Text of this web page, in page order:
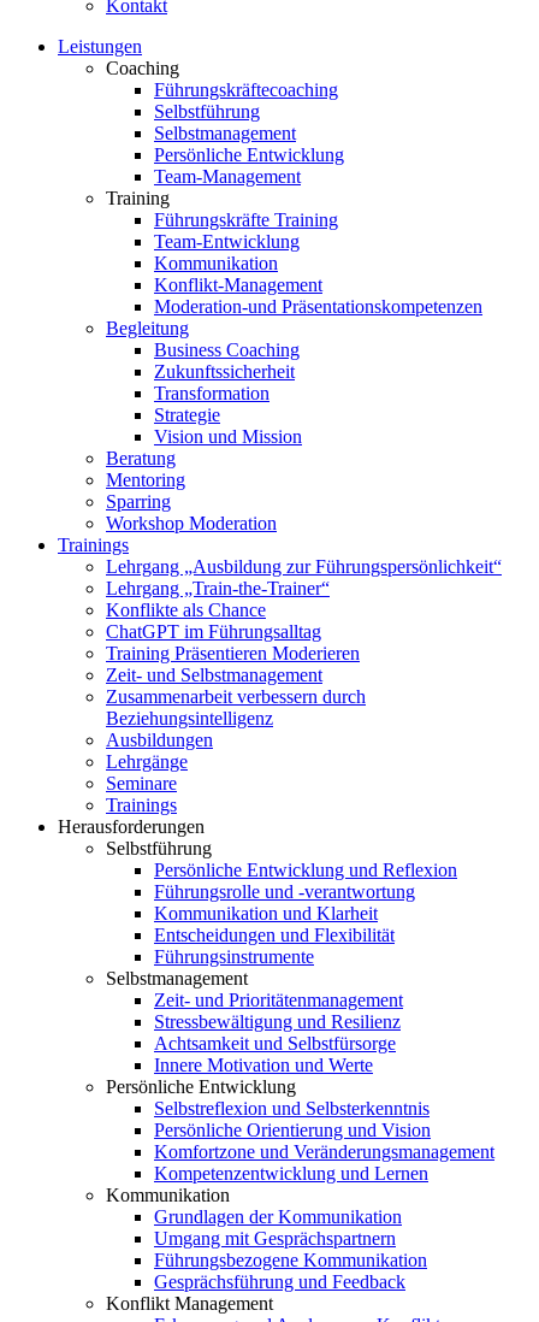
Kontakt
Leistungen
Coaching
Führungskräftecoaching
Selbstführung
Selbstmanagement
Persönliche Entwicklung
Team-Management
Training
Führungskräfte Training
Team-Entwicklung
Kommunikation
Konflikt-Management
Moderation-und Präsentationskompetenzen
Begleitung
Business Coaching
Zukunftssicherheit
Transformation
Strategie
Vision und Mission
Beratung
Mentoring
Sparring
Workshop Moderation
Trainings
Lehrgang „Ausbildung zur Führungspersönlichkeit“
Lehrgang „Train-the-Trainer“
Konflikte als Chance
ChatGPT im Führungsalltag
Training Präsentieren Moderieren
Zeit- und Selbstmanagement
Zusammenarbeit verbessern durch
Beziehungsintelligenz
Ausbildungen
Lehrgänge
Seminare
Trainings
Herausforderungen
Selbstführung
Persönliche Entwicklung und Reflexion
Führungsrolle und -verantwortung
Kommunikation und Klarheit
Entscheidungen und Flexibilität
Führungsinstrumente
Selbstmanagement
Zeit- und Prioritätenmanagement
Stressbewältigung und Resilienz
Achtsamkeit und Selbstfürsorge
Innere Motivation und Werte
Persönliche Entwicklung
Selbstreflexion und Selbsterkenntnis
Persönliche Orientierung und Vision
Komfortzone und Veränderungsmanagement
Kompetenzentwicklung und Lernen
Kommunikation
Grundlagen der Kommunikation
Umgang mit Gesprächspartnern
Führungsbezogene Kommunikation
Gesprächsführung und Feedback
Konflikt Management